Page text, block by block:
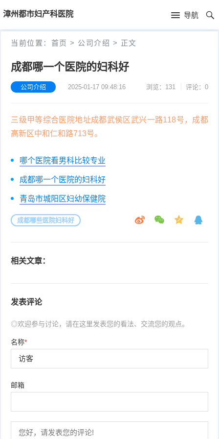
漳州都市妇产科医院 导航
首
页
首
当前位置： 首页 > 公司介绍 > 正文
成都哪一个医院的妇科好
公司介绍 2025-01-17 09:48:16 浏览：131 评论：0
三级甲等综合医院地址成都武侯区武兴一路118号，成都
高新区中和仁和路713号。
哪个医院看男科比较专业
成都哪一个医院的妇科好
青岛市城阳区妇幼保健院
成都哪些医院妇科好
相关文章：
发表评论
◎欢迎参与讨论，请在这里发表您的看法、交流您的观点。
名称*
邮箱